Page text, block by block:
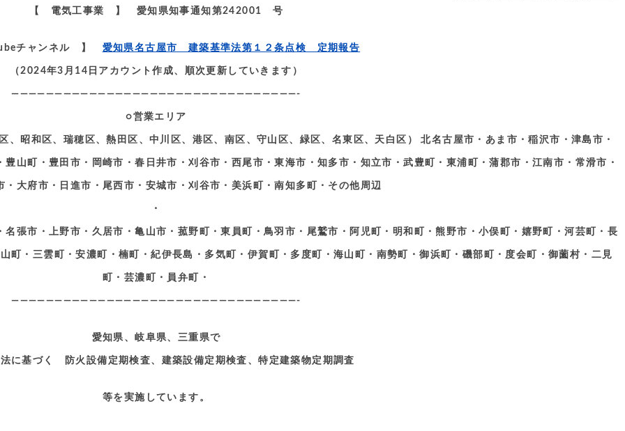
【 電気工事業 】 愛知県知事通知第242001 号
チャンネル 】 愛知県名古屋市 建築基準法第１２条点検 定期報告
（2024年3月14日アカウント作成、順次更新していきます）
—————————————————————————————————-
○営業エリア
、昭和区、瑞穂区、熱田区、中川区、港区、南区、守山区、緑区、名東区、天白区） 北名古屋市・あま市・稲沢市・津島市・
山町・豊田市・岡崎市・春日井市・刈谷市・西尾市・東海市・知多市・知立市・武豊町・東浦町・蒲郡市・江南市・常滑市・
・大府市・日進市・尾西市・安城市・刈谷市・美浜町・南知多町・その他周辺
・
張市・上野市・久居市・亀山市・菰野町・東員町・鳥羽市・尾鷲市・阿児町・明和町・熊野市・小俣町・嬉野町・河芸町・長
町・三雲町・安濃町・楠町・紀伊長島・多気町・伊賀町・多度町・海山町・南勢町・御浜町・磯部町・度会町・御薗村・二見
町・芸濃町・員弁町・
—————————————————————————————————-
愛知県、岐阜県、三重県で
に基づく 防火設備定期検査、建築設備定期検査、特定建築物定期調査
等を実施しています。